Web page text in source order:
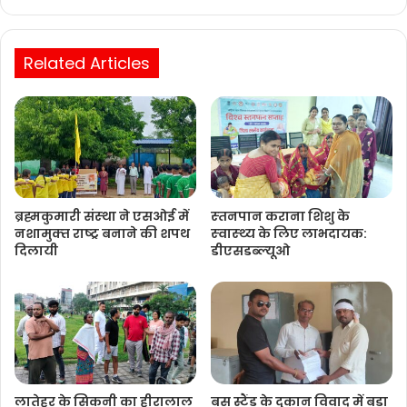
Related Articles
ब्रह्मकुमारी संस्‍था ने एसओई में
नशामुक्‍त राष्‍ट्र बनाने की शपथ
दिलायी
स्‍तनपान कराना शिशु के
स्‍वास्‍थ्‍य के लिए लाभदायक:
डीएसडब्‍ल्‍यूओ
लातेहर के सिकनी का हीरालाल बस स्टैंड के दुकान विवाद में बड़ा